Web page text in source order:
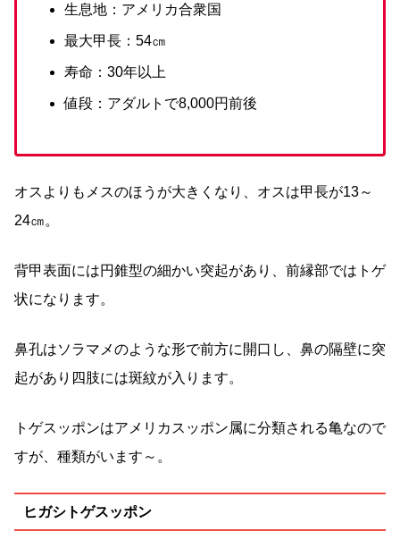
生息地：アメリカ合衆国
最大甲長：54㎝
寿命：30年以上
値段：アダルトで8,000円前後
オスよりもメスのほうが大きくなり、オスは甲長が13～
24㎝。
背甲表面には円錐型の細かい突起があり、前縁部ではトゲ
状になります。
鼻孔はソラマメのような形で前方に開口し、鼻の隔壁に突
起があり四肢には斑紋が入ります。
トゲスッポンはアメリカスッポン属に分類される亀なので
すが、種類がいます～。
ヒガシトゲスッポン